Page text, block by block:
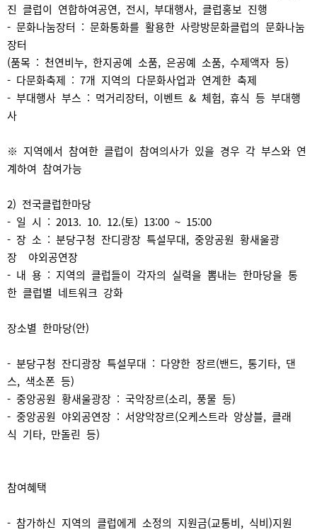
진 클럽이 연합하여공연, 전시, 부대행사, 클럽홍보 진행
- 문화나눔장터 : 문화통화를 활용한 사랑방문화클럽의 문화나눔
장터
(품목 : 천연비누, 한지공예 소품, 은공예 소품, 수제액자 등)
- 다문화축제 : 7개 지역의 다문화사업과 연계한 축제
- 부대행사 부스 : 먹거리장터, 이벤트 & 체험, 휴식 등 부대행
사
※ 지역에서 참여한 클럽이 참여의사가 있을 경우 각 부스와 연
계하여 참여가능
2) 전국클럽한마당
- 일 시 : 2013. 10. 12.(토) 13:00 ~ 15:00
- 장 소 : 분당구청 잔디광장 특설무대, 중앙공원 황새울광
장 야외공연장
- 내 용 : 지역의 클럽들이 각자의 실력을 뽐내는 한마당을 통
한 클럽별 네트워크 강화
장소별 한마당(안)
- 분당구청 잔디광장 특설무대 : 다양한 장르(밴드, 통기타, 댄
스, 색소폰 등)
- 중앙공원 황새울광장 : 국악장르(소리, 풍물 등)
- 중앙공원 야외공연장 : 서양악장르(오케스트라 앙상블, 클래
식 기타, 만돌린 등)
참여혜택
- 참가하신 지역의 클럽에게 소정의 지원금(교통비, 식비)지원